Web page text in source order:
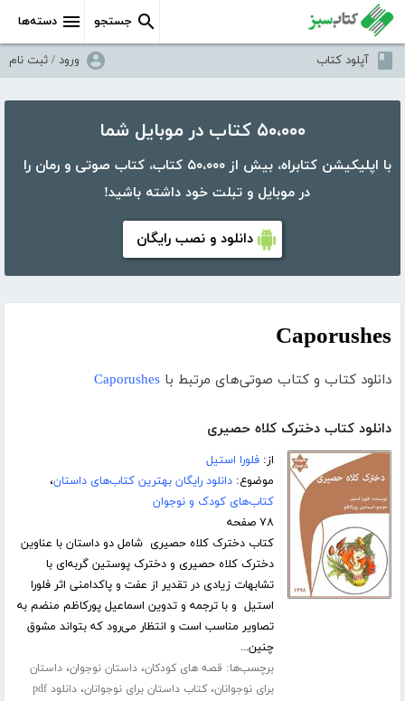
دسته‌ها جستجو
آپلود کتاب ورود / ثبت نام
۵۰،۰۰۰ کتاب در موبایل شما
با اپلیکیشن کتابراه، بیش از ۵۰،۰۰۰ کتاب، کتاب صوتی و رمان را
در موبایل و تبلت خود داشته باشید!
دانلود و نصب رایگان
Caporushes
دانلود کتاب و کتاب صوتی‌های مرتبط با Caporushes
دانلود کتاب دخترک کلاه حصیری
از:فلورا استیل
موضوع:دانلود رایگان بهترین کتاب‌های داستان،
کتاب‌های کودک و نوجوان
۷۸ صفحه
کتاب دخترک کلاه حصیری شامل دو داستان با عناوین
دخترک کلاه حصیری و دخترک پوستین گربه‌ای با
تشابهات زیادی در تقدیر از عفت و پاکدامنی اثر فلورا
استیل و با ترجمه و تدوین اسماعیل پورکاظم منضم به
تصاویر مناسب است و انتظار می‌رود که بتواند مشوق
چنین...
برچسب‌ها: قصه های کودکان،داستان نوجوان،داستان
برای نوجوانان،کتاب داستان برای نوجوانان،
دانلود pdf